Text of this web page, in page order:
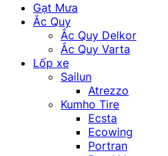
Gạt Mưa
Ắc Quy
Ắc Quy Delkor
Ắc Quy Varta
Lốp xe
Sailun
Atrezzo
Kumho Tire
Ecsta
Ecowing
Portran